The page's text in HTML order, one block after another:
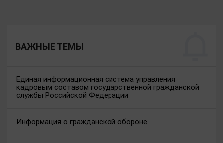
ВАЖНЫЕ ТЕМЫ
Единая информационная система управления
кадровым составом государственной гражданской
службы Российской Федерации
Информация о гражданской обороне